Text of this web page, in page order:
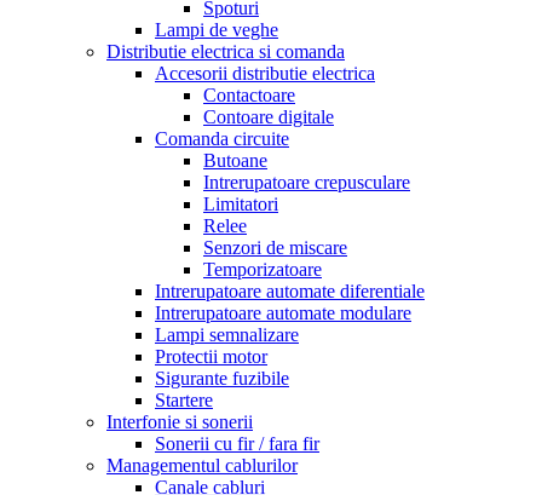
Spoturi
Lampi de veghe
Distributie electrica si comanda
Accesorii distributie electrica
Contactoare
Contoare digitale
Comanda circuite
Butoane
Intrerupatoare crepusculare
Limitatori
Relee
Senzori de miscare
Temporizatoare
Intrerupatoare automate diferentiale
Intrerupatoare automate modulare
Lampi semnalizare
Protectii motor
Sigurante fuzibile
Startere
Interfonie si sonerii
Sonerii cu fir / fara fir
Managementul cablurilor
Canale cabluri